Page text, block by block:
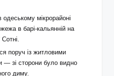
мікрорайоні
в барі-кальянній на
поруч із житловими
— зі сторони було видно
диму.